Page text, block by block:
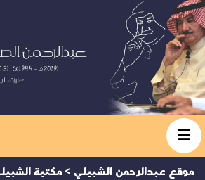
موقع عبدالرحمن الشبيلي > مكتبة